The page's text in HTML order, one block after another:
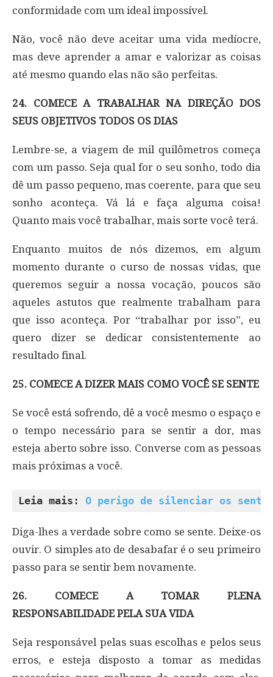
conformidade com um ideal impossível.
Não, você não deve aceitar uma vida medíocre,
mas deve aprender a amar e valorizar as coisas
até mesmo quando elas não são perfeitas.
24. COMECE A TRABALHAR NA DIREÇÃO DOS
SEUS OBJETIVOS TODOS OS DIAS
Lembre-se, a viagem de mil quilômetros começa
com um passo. Seja qual for o seu sonho, todo dia
dê um passo pequeno, mas coerente, para que seu
sonho aconteça. Vá lá e faça alguma coisa!
Quanto mais você trabalhar, mais sorte você terá.
Enquanto muitos de nós dizemos, em algum
momento durante o curso de nossas vidas, que
queremos seguir a nossa vocação, poucos são
aqueles astutos que realmente trabalham para
que isso aconteça. Por “trabalhar por isso”, eu
quero dizer se dedicar consistentemente ao
resultado final.
25. COMECE A DIZER MAIS COMO VOCÊ SE SENTE
Se você está sofrendo, dê a você mesmo o espaço e
o tempo necessário para se sentir a dor, mas
esteja aberto sobre isso. Converse com as pessoas
mais próximas a você.
Leia mais: O perigo de silenciar os
Diga-lhes a verdade sobre como se sente. Deixe-os
ouvir. O simples ato de desabafar é o seu primeiro
passo para se sentir bem novamente.
26. COMECE A TOMAR PLENA
RESPONSABILIDADE PELA SUA VIDA
Seja responsável pelas suas escolhas e pelos seus
erros, e esteja disposto a tomar as medidas